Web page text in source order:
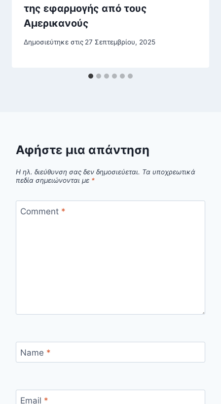
της εφαρμογής από τους
Αμερικανούς
Δημοσιεύτηκε στις 27 Σεπτεμβρίου, 2025
Αφήστε μια απάντηση
Η ηλ. διεύθυνση σας δεν δημοσιεύεται. Τα υποχρεωτικά
πεδία σημειώνονται με *
Comment *
Name *
Email *